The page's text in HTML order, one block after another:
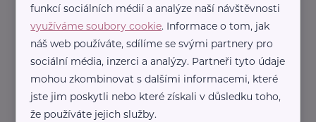
Arcidiecézní charita Praha
Londýnská 13/44 Praha
http://www.charita-adopce.cz
+420 222 512 401
praha@praha.charita.cz
funkcí sociálních médií a analýze naší návštěvnosti
využíváme soubory cookie. Informace o tom, jak
náš web používáte, sdílíme se svými partnery pro
sociální média, inzerci a analýzy. Partneři tyto údaje
mohou zkombinovat s dalšími informacemi, které
jste jim poskytli nebo které získali v důsledku toho,
že používáte jejich služby.